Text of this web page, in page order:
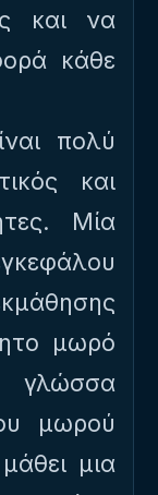
και να
κάθε
πολύ
και
Μία
μωρό
γλώσσα
μωρού
μια